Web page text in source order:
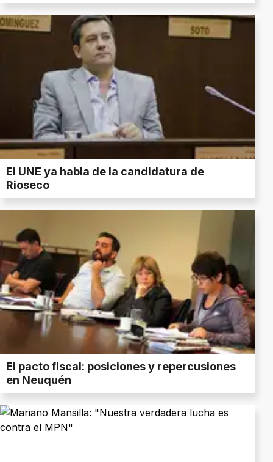
El UNE ya habla de la candidatura de
Rioseco
El pacto fiscal: posiciones y repercusiones
en Neuquén